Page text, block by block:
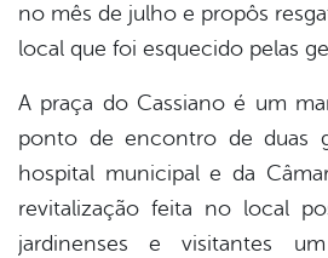
no mês de julho e propôs
local que foi esquecido pelas
A praça do Cassiano é um
ponto de encontro de duas
hospital municipal e da
revitalização feita no local
jardinenses e visitantes